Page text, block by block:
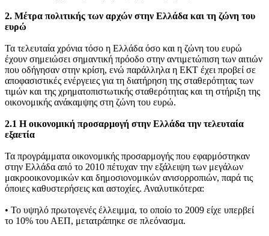
2. Μέτρα πολιτικής των αρχών στην Ελλάδα και τη ζώνη του
ευρώ
Τα τελευταία χρόνια τόσο η Ελλάδα όσο και η ζώνη του ευρώ
έχουν σημειώσει σημαντική πρόοδο στην αντιμετώπιση των αιτιών
που οδήγησαν στην κρίση, ενώ παράλληλα η ΕΚΤ έχει προβεί σε
αποφασιστικές ενέργειες για τη διατήρηση της σταθερότητας των
τιμών και της χρηματοπιστωτικής σταθερότητας και τη στήριξη της
οικονομικής ανάκαμψης στη ζώνη του ευρώ.
2.1 Η οικονομική προσαρμογή στην Ελλάδα την τελευταία
εξαετία
Τα προγράμματα οικονομικής προσαρμογής που εφαρμόστηκαν
στην Ελλάδα από το 2010 πέτυχαν την εξάλειψη των μεγάλων
μακροοικονομικών και δημοσιονομικών ανισορροπιών, παρά τις
όποιες καθυστερήσεις και αστοχίες. Αναλυτικότερα:
• Το υψηλό πρωτογενές έλλειμμα, το οποίο το 2009 είχε υπερβεί
το 10% του ΑΕΠ, μετατράπηκε σε πλεόνασμα.